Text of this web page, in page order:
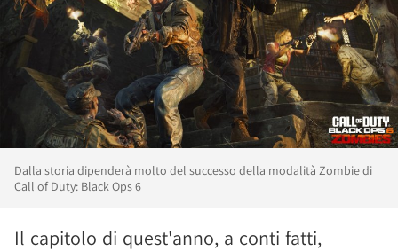
Dalla storia dipenderà molto del successo della modalità Zombie di
Call of Duty: Black Ops 6
Il capitolo di quest'anno, a conti fatti,